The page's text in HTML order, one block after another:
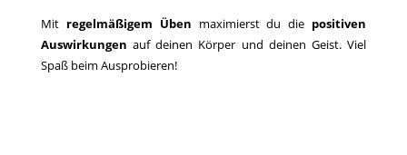
Mit regelmäßigem Üben maximierst du die positiven
Auswirkungen auf deinen Körper und deinen Geist. Viel
Spaß beim Ausprobieren!